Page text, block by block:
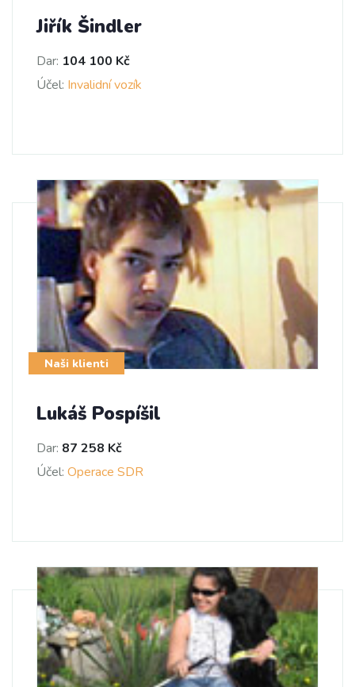
Jiřík Šindler
Dar: 104 100 Kč
Účel: Invalidní vozík
Naši klienti
Lukáš Pospíšil
Dar: 87 258 Kč
Účel: Operace SDR